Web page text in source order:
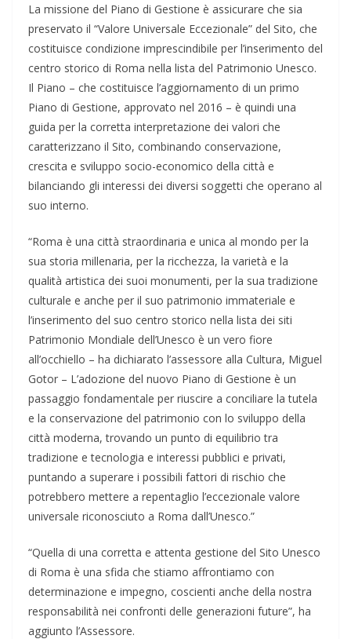
La missione del Piano di Gestione è assicurare che sia
preservato il “Valore Universale Eccezionale” del Sito, che
costituisce condizione imprescindibile per l’inserimento del
centro storico di Roma nella lista del Patrimonio Unesco.
Il Piano – che costituisce l’aggiornamento di un primo
Piano di Gestione, approvato nel 2016 – è quindi una
guida per la corretta interpretazione dei valori che
caratterizzano il Sito, combinando conservazione,
crescita e sviluppo socio-economico della città e
bilanciando gli interessi dei diversi soggetti che operano al
suo interno.
“Roma è una città straordinaria e unica al mondo per la
sua storia millenaria, per la ricchezza, la varietà e la
qualità artistica dei suoi monumenti, per la sua tradizione
culturale e anche per il suo patrimonio immateriale e
l’inserimento del suo centro storico nella lista dei siti
Patrimonio Mondiale dell’Unesco è un vero fiore
all’occhiello – ha dichiarato l’assessore alla Cultura, Miguel
Gotor – L’adozione del nuovo Piano di Gestione è un
passaggio fondamentale per riuscire a conciliare la tutela
e la conservazione del patrimonio con lo sviluppo della
città moderna, trovando un punto di equilibrio tra
tradizione e tecnologia e interessi pubblici e privati,
puntando a superare i possibili fattori di rischio che
potrebbero mettere a repentaglio l’eccezionale valore
universale riconosciuto a Roma dall’Unesco.”
“Quella di una corretta e attenta gestione del Sito Unesco
di Roma è una sfida che stiamo affrontiamo con
determinazione e impegno, coscienti anche della nostra
responsabilità nei confronti delle generazioni future”, ha
aggiunto l’Assessore.